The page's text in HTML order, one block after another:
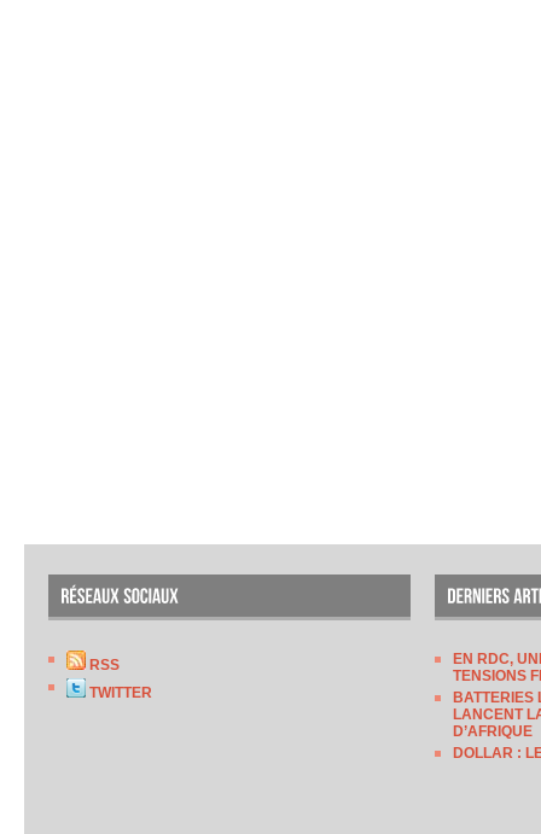
RSS
TWITTER
EN RDC,
TENSIONS
BATTERIES
LANCENT
D’AFRIQUE
DOLLAR :